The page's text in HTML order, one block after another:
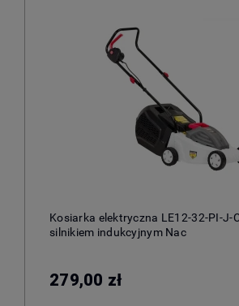
Kosiarka elektryczna LE12-32-PI-J-
silnikiem indukcyjnym Nac
279,00 zł